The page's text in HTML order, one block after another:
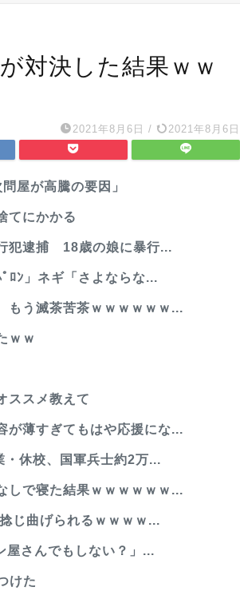
対決した結果ｗｗ
2021年8月6日 / 2021年8月6日
屋が高騰の要因」
てにかかる
犯逮捕 18歳の娘に暴行...
ﾛﾝ」ネギ「さよならな...
もう滅茶苦茶ｗｗｗｗｗｗ...
ｗｗ
ススメ教えて
が薄すぎてもはや応援にな...
休校、国軍兵士約2万...
しで寝た結果ｗｗｗｗｗｗ...
じ曲げられるｗｗｗｗ...
さんでもしない？」...
けた